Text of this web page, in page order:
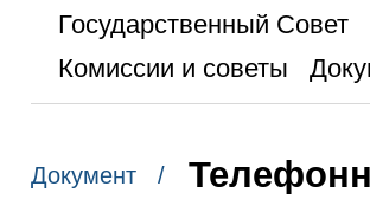
Государственный Совет
Комиссии и советы
Документ /